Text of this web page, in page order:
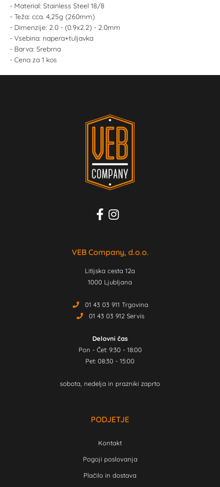
- Material: Stainless Steel 18/8
- Teža: cca. 4,25g (260mm)
- Dimenzije: 2.0 - (0.9x2.2) - 2.0mm
- Vsebina: napera+tuljavka
- Barva: Srebrna
- Cena za 1 kos
VEB Company, d.o.o.
Litijska cesta 12a
1000 Ljubljana
01 43 03 911 Trgovina
01 43 03 912 Servis
Delovni čas
Pon - Čet: 9:30 - 18:00
Pet: 08:30 - 15:00
sobota, nedelja in prazniki zaprto
PODJETJE
Kontakt
Pogoji poslovanja
Plačilo in dostava